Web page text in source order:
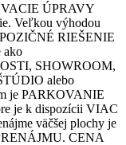
ÚPRAVY
Veľkou výhodou
RIEŠENIE
ako
SHOWROOM,
alebo
je PARKOVANIE
je k dispozícii VIAC
väčšej plochy je
CENA